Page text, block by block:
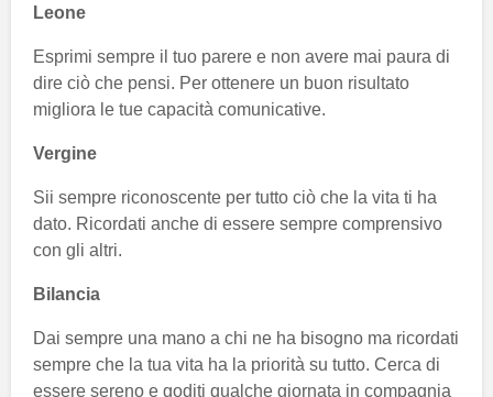
Leone
Esprimi sempre il tuo parere e non avere mai paura di
dire ciò che pensi. Per ottenere un buon risultato
migliora le tue capacità comunicative.
Vergine
Sii sempre riconoscente per tutto ciò che la vita ti ha
dato. Ricordati anche di essere sempre comprensivo
con gli altri.
Bilancia
Dai sempre una mano a chi ne ha bisogno ma ricordati
sempre che la tua vita ha la priorità su tutto. Cerca di
essere sereno e goditi qualche giornata in compagnia